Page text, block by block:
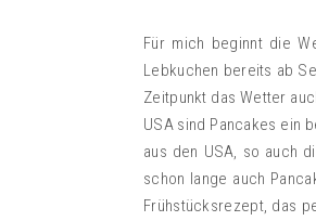
Für mich beginnt die
Lebkuchen bereits ab
Zeitpunkt das Wetter
USA sind Pancakes ein
aus den USA, so auch
schon lange auch
Frühstücksrezept, das